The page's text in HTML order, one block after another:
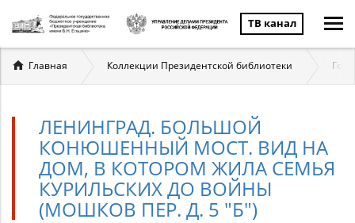
ТВ канал
Вы
здесь
Главная Коллекции Президентской библиотеки
ЛЕНИНГРАД. БОЛЬШОЙ
КОНЮШЕННЫЙ МОСТ. ВИД НА
ДОМ, В КОТОРОМ ЖИЛА СЕМЬЯ
КУРИЛЬСКИХ ДО ВОЙНЫ
(МОШКОВ ПЕР. Д. 5 "Б")